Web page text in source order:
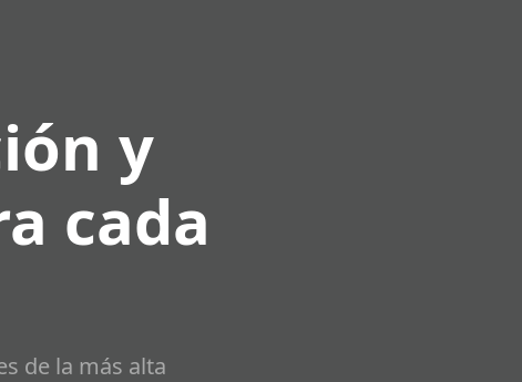
y
cada
de la más alta